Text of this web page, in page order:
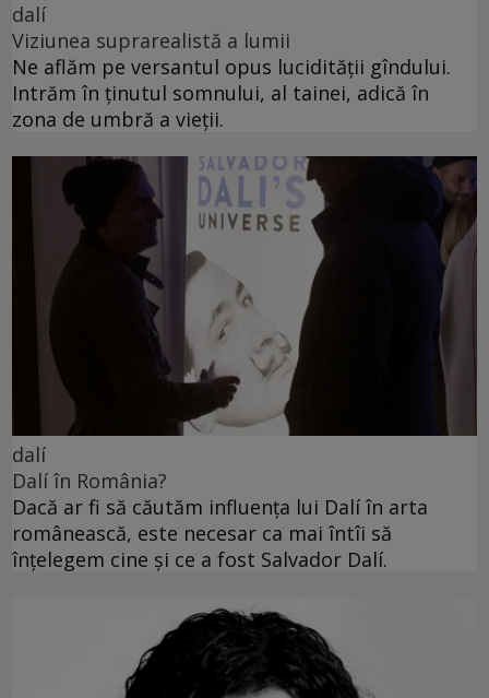
dalí
Viziunea suprarealistă a lumii
Ne aflăm pe versantul opus lucidității gîndului.
Intrăm în ținutul somnului, al tainei, adică în
zona de umbră a vieții.
dalí
Dalí în România?
Dacă ar fi să căutăm influența lui Dalí în arta
românească, este necesar ca mai întîi să
înțelegem cine și ce a fost Salvador Dalí.